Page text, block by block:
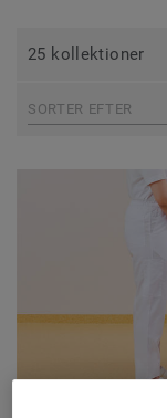
25 kollektioner
SORTER EFTER